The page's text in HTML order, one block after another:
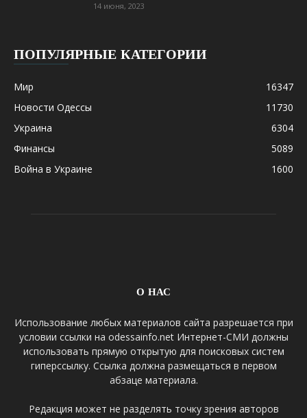
14 июня, 2023
ПОПУЛЯРНЫЕ КАТЕГОРИИ
Мир
16347
Новости Одессы
11730
Украина
6304
Финансы
5089
Война в Украине
1600
О НАС
Использование любых материалов сайта разрешается при
условии ссылки на odessainfo.net Интернет-СМИ должны
использовать прямую открытую для поисковых систем
гиперссылку. Ссылка должна размещаться в первом
абзаце материала.
Редакция может не разделять точку зрения авторов